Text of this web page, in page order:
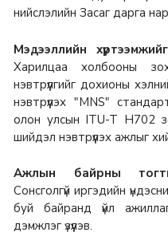
нийслэлийн Засаг дарга нарт
Мэдээллийн
Харилцаа холбооны
нэвтрүүлгийг дохионы
нэвтрүүлэх "MNS"
олон улсын ITU-T H702
шийдэл нэвтрүүлэх ажлыг
Ажлын байрны
Сонсголгүй иргэдийн
буй байранд үйл
дэмжлэг үзүүлэв.